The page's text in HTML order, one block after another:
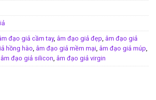
đạo giả cầm tay, âm đạo giả đẹp, âm đạo giả
hồng hào, âm đạo giả mềm mại, âm đạo giả múp,
âm đạo giả silicon, âm đạo giả virgin